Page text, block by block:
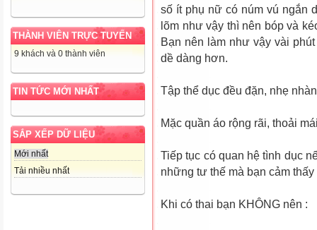
THÀNH VIÊN TRỰC TUYẾN
9 khách và 0 thành viên
TIN TỨC MỚI NHẤT
SẮP XẾP DỮ LIỆU
Mới nhất
Tải nhiều nhất
số ít phụ nữ có núm vú ngắn
lõm như vậy thì nên bóp và
Bạn nên làm như vậy vài
dề dàng hơn.
Tập thể dục đều đặn, nhẹ
Mặc quần áo rộng rãi, thoải
Tiếp tục có quan hệ tình dục
những tư thế mà bạn cảm thấy
Khi có thai bạn KHÔNG nên :